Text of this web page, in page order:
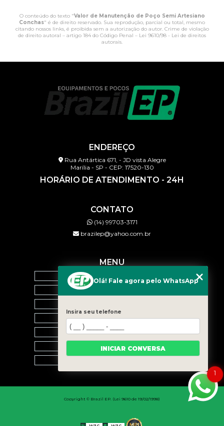
O conteúdo do texto "Valor de Manutenção de Poço Semi Artesiano
Conchas" é de direito reservado. Sua reprodução, parcial ou total, mesmo
citando nossos links, é proibida sem a autorização do autor. Crime de violação
de direito autoral – artigo 184 do Código Penal – Lei 9610/98 - Lei de direitos
autorais.
ENDEREÇO
Rua Antártica 671, - JD vista Alegre
Marília - SP - CEP: 17520-130
HORÁRIO DE ATENDIMENTO - 24H
CONTATO
(14) 99703-3171
brazilep@yahoo.com.br
MENU
HOME
BLOG
CONTATO
CATEGORIAS
Copyright © Brazil EP. (Lei 9610 de 19/02/1998)
1
Olá! Fale agora pelo WhatsApp
Insira seu telefone
INICIAR CONVERSA